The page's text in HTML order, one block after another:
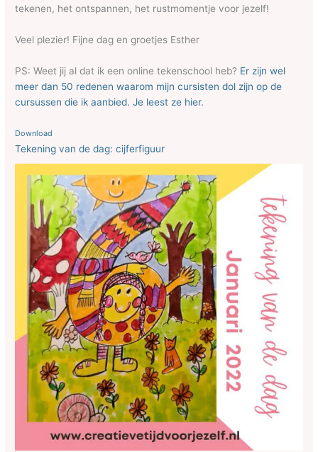
tekenen, het ontspannen, het rustmomentje voor jezelf!
Veel plezier! Fijne dag en groetjes Esther
PS: Weet jij al dat ik een online tekenschool heb? Er zijn wel
meer dan 50 redenen waarom mijn cursisten dol zijn op de
cursussen die ik aanbied. Je leest ze hier.
Download
Tekening van de dag: cijferfiguur